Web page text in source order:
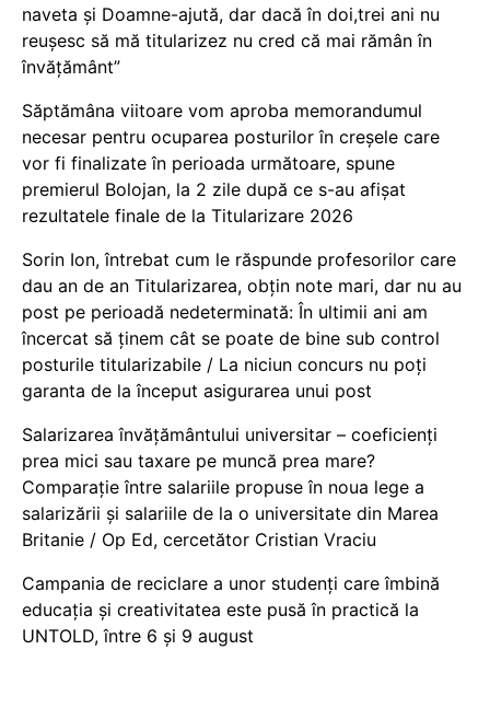
naveta și Doamne-ajută, dar dacă în doi,trei ani nu
reușesc să mă titularizez nu cred că mai rămân în
învățământ”
Săptămâna viitoare vom aproba memorandumul
necesar pentru ocuparea posturilor în creșele care
vor fi finalizate în perioada următoare, spune
premierul Bolojan, la 2 zile după ce s-au afișat
rezultatele finale de la Titularizare 2026
Sorin Ion, întrebat cum le răspunde profesorilor care
dau an de an Titularizarea, obțin note mari, dar nu au
post pe perioadă nedeterminată: În ultimii ani am
încercat să ținem cât se poate de bine sub control
posturile titularizabile / La niciun concurs nu poți
garanta de la început asigurarea unui post
Salarizarea învățământului universitar – coeficienți
prea mici sau taxare pe muncă prea mare?
Comparație între salariile propuse în noua lege a
salarizării și salariile de la o universitate din Marea
Britanie / Op Ed, cercetător Cristian Vraciu
Campania de reciclare a unor studenți care îmbină
educația și creativitatea este pusă în practică la
UNTOLD, între 6 și 9 august